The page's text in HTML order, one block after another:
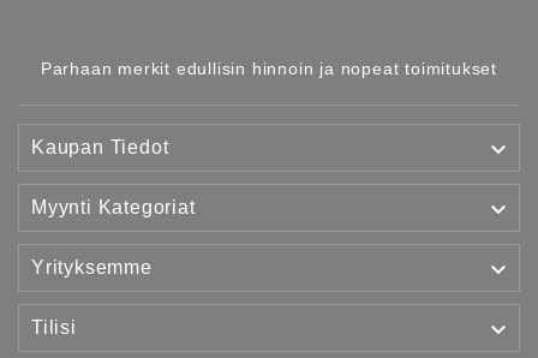
Parhaan merkit edullisin hinnoin ja nopeat toimitukset
Kaupan Tiedot 
Myynti Kategoriat 
Yrityksemme 
Tilisi 